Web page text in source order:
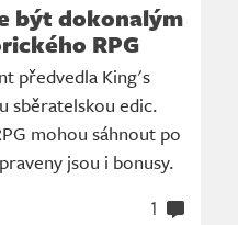
být dokonalým
RPG
předvedla King's
sběratelskou edic.
mohou sáhnout po
jsou i bonusy.
1